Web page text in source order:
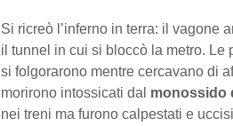
Si ricreò l’inferno in terra: il vagone
il tunnel in cui si bloccò la metro. Le
si folgorarono mentre cercavano di
morirono intossicati dal monossido
nei treni ma furono calpestati e